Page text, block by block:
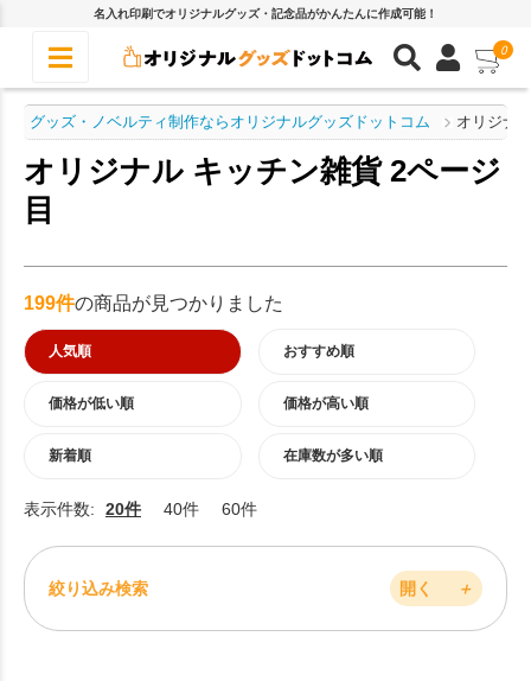
名入れ印刷でオリジナルグッズ・記念品がかんたんに作成可能！
0
グッズ・ノベルティ制作ならオリジナルグッズドットコム オリジナ
オリジナル キッチン雑貨 2ページ
目
199件の商品が見つかりました
人気順 おすすめ順
価格が低い順 価格が高い順
新着順 在庫数が多い順
表示件数: 20件 40件 60件
絞り込み検索 開く ＋